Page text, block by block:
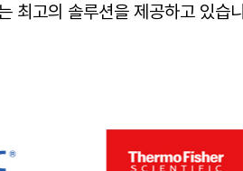
최고의 솔루션을 제공하고 있습